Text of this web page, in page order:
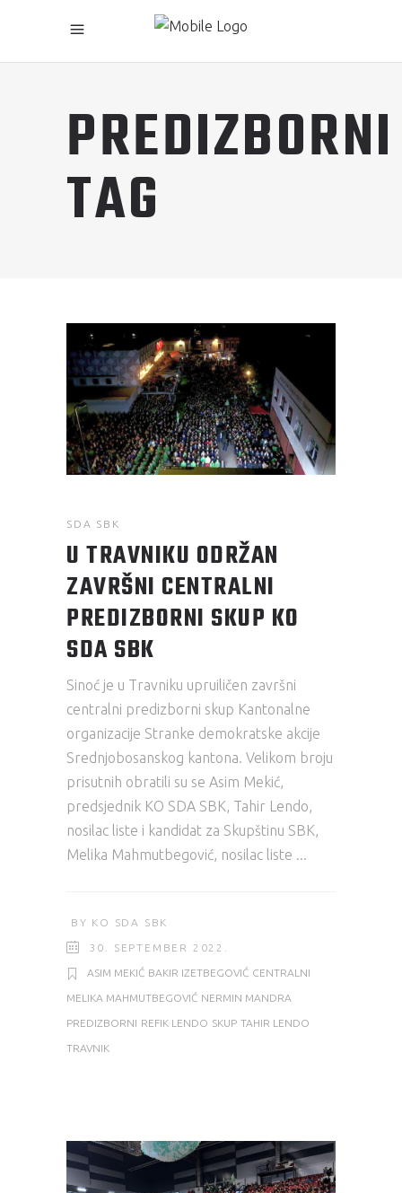
PREDIZBORNI
TAG
SDA SBK
U TRAVNIKU ODRŽAN
ZAVRŠNI CENTRALNI
PREDIZBORNI SKUP KO
SDA SBK
Sinoć je u Travniku upruiličen završni
centralni predizborni skup Kantonalne
organizacije Stranke demokratske akcije
Srednjobosanskog kantona. Velikom broju
prisutnih obratili su se Asim Mekić,
predsjednik KO SDA SBK, Tahir Lendo,
nosilac liste i kandidat za Skupštinu SBK,
Melika Mahmutbegović, nosilac liste
BY KO SDA SBK
30. SEPTEMBER 2022.
ASIM MEKIĆ BAKIR IZETBEGOVIĆ CENTRALNI
MELIKA MAHMUTBEGOVIĆ NERMIN MANDRA
PREDIZBORNI REFIK LENDO SKUP TAHIR LENDO
TRAVNIK